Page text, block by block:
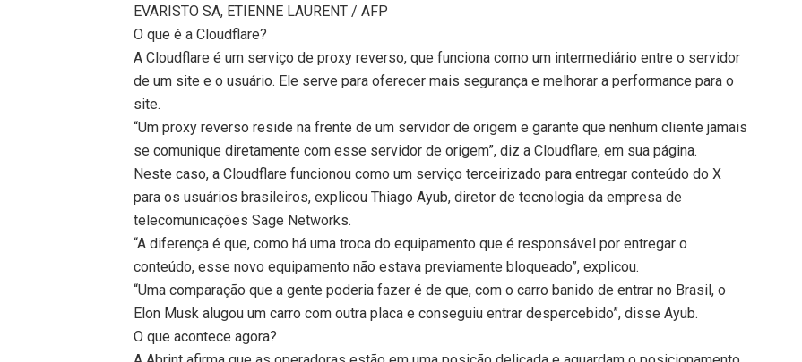
EVARISTO SA, ETIENNE LAURENT / AFP
O que é a Cloudflare?
A Cloudflare é um serviço de proxy reverso, que funciona como um intermediário entre o servidor
de um site e o usuário. Ele serve para oferecer mais segurança e melhorar a performance para o
site.
“Um proxy reverso reside na frente de um servidor de origem e garante que nenhum cliente jamais
se comunique diretamente com esse servidor de origem”, diz a Cloudflare, em sua página.
Neste caso, a Cloudflare funcionou como um serviço terceirizado para entregar conteúdo do X
para os usuários brasileiros, explicou Thiago Ayub, diretor de tecnologia da empresa de
telecomunicações Sage Networks.
“A diferença é que, como há uma troca do equipamento que é responsável por entregar o
conteúdo, esse novo equipamento não estava previamente bloqueado”, explicou.
“Uma comparação que a gente poderia fazer é de que, com o carro banido de entrar no Brasil, o
Elon Musk alugou um carro com outra placa e conseguiu entrar despercebido”, disse Ayub.
O que acontece agora?